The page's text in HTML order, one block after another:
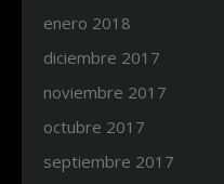
enero 2018
diciembre 2017
noviembre 2017
octubre 2017
septiembre 2017